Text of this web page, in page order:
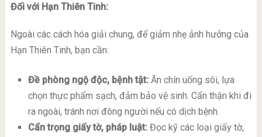
Đối với Hạn Thiên Tinh:
Ngoài các cách hóa giải chung, để giảm nhẹ ảnh hưởng của
Hạn Thiên Tinh, bạn cần:
Đề phòng ngộ độc, bệnh tật:Ăn chín uống sôi, lựa
chọn thực phẩm sạch, đảm bảo vệ sinh. Cẩn thận khi đi
ra ngoài, tránh nơi đông người nếu có dịch bệnh.
Cẩn trọng giấy tờ, pháp luật:Đọc kỹ các loại giấy tờ,